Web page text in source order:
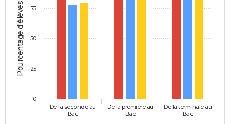
Pourcentage d'élèves
De la seconde au
Bac
De la première au
Bac
De la terminale au
Bac
0
25
50
75